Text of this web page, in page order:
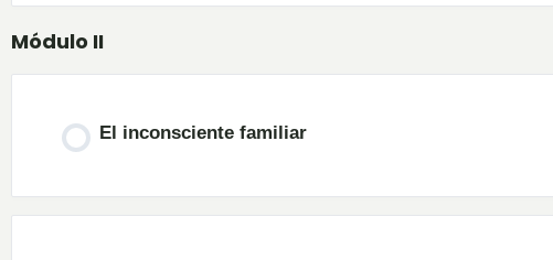
Módulo II
El inconsciente familiar